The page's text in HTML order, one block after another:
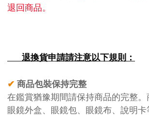
退回商品。
退換貨申請請注意以下規則：
✔ 商品包裝保持完整
在鑑賞猶豫期間請保持商品的完整。
眼鏡外盒、眼鏡包、眼鏡布、說明